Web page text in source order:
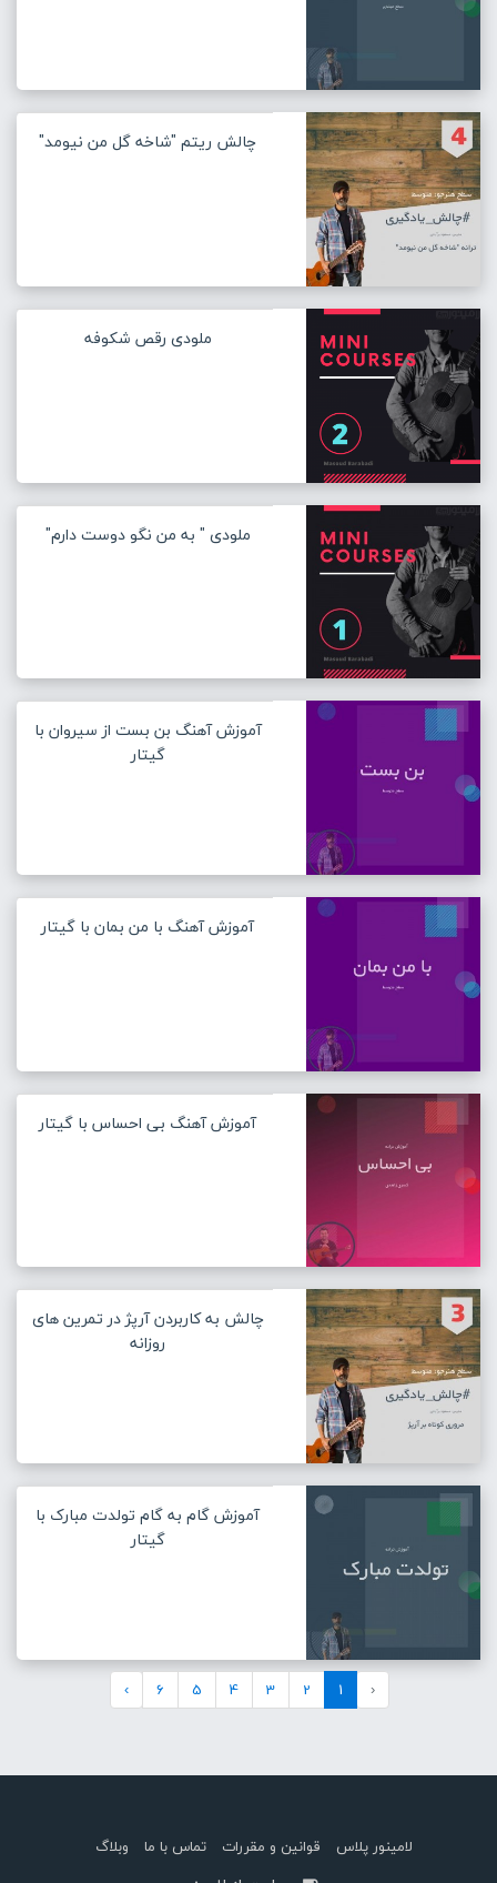
چالش ریتم "شاخه گل من نیومد"
ملودی رقص شکوفه
ملودی " به من نگو دوست دارم"
آموزش آهنگ بن بست از سیروان با
گیتار
آموزش آهنگ با من بمان با گیتار
آموزش آهنگ بی احساس با گیتار
چالش به کاربردن آرپژ در تمرین های
روزانه
آموزش گام به گام تولدت مبارک با
گیتار
‹
1
2
3
4
5
6
›
لامینور پلاس قوانین و مقررات تماس با ما وبلاگ